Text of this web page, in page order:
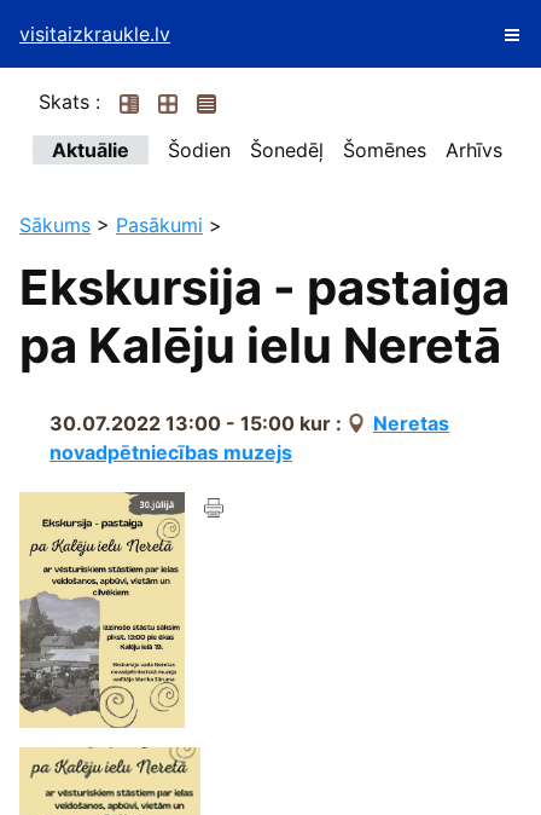
visitaizkraukle.lv
Skats :
Aktuālie
Šodien Šonedēļ Šomēnes Arhīvs
Sākums > Pasākumi >
Ekskursija - pastaiga
pa Kalēju ielu Neretā
30.07.2022 13:00 - 15:00 kur :
Neretas
novadpētniecības muzejs